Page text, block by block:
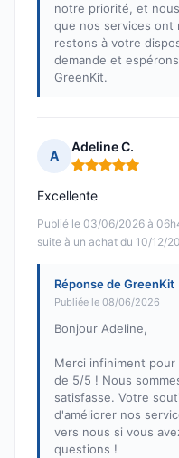
notre priorité, et
que nos services ont
restons à votre
demande et
GreenKit.
A
Adeline C.
Note : 5 sur 5
Publié le 03/06/2026 à
suite à un achat du 10/12/
Excellente
Réponse de GreenKit
Publiée le 08/06/2026
Bonjour Adeline,
Merci infiniment
de 5/5 ! Nous
satisfasse. Votre
d'améliorer nos
vers nous si vous
questions !